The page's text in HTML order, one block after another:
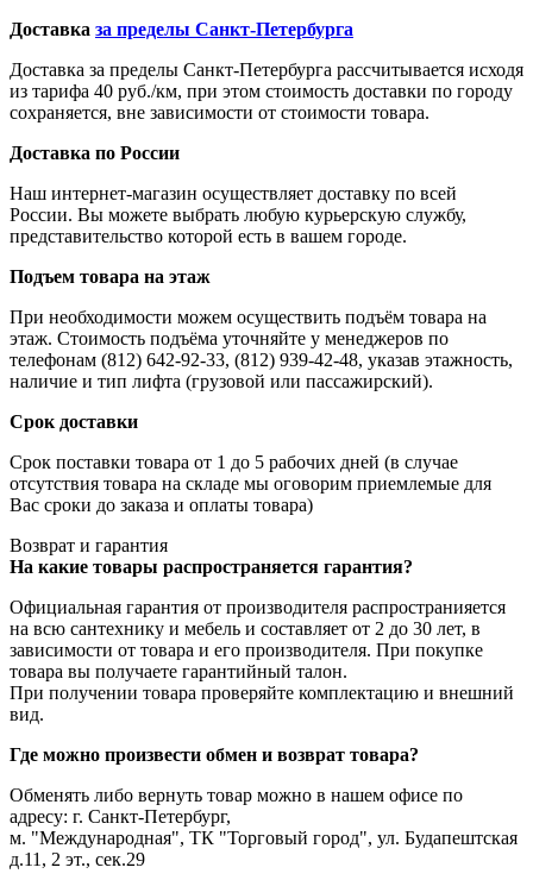
Доставка за пределы Санкт-Петербурга
Доставка за пределы Санкт-Петербурга рассчитывается исходя
из тарифа 40 руб./км, при этом стоимость доставки по городу
сохраняется, вне зависимости от стоимости товара.
Доставка по России
Наш интернет-магазин осуществляет доставку по всей
России. Вы можете выбрать любую курьерскую службу,
представительство которой есть в вашем городе.
Подъем товара на этаж
При необходимости можем осуществить подъём товара на
этаж. Стоимость подъёма уточняйте у менеджеров по
телефонам (812) 642-92-33, (812) 939-42-48, указав этажность,
наличие и тип лифта (грузовой или пассажирский).
Срок доставки
Срок поставки товара от 1 до 5 рабочих дней (в случае
отсутствия товара на складе мы оговорим приемлемые для
Вас сроки до заказа и оплаты товара)
Возврат и гарантия
На какие товары распространяется гарантия?
Официальная гарантия от производителя распространияется
на всю сантехнику и мебель и составляет от 2 до 30 лет, в
зависимости от товара и его производителя. При покупке
товара вы получаете гарантийный талон.
При получении товара проверяйте комплектацию и внешний
вид.
Где можно произвести обмен и возврат товара?
Обменять либо вернуть товар можно в нашем офисе по
адресу: г. Санкт-Петербург,
м. "Международная", ТК "Торговый город", ул. Будапештская
д.11, 2 эт., сек.29